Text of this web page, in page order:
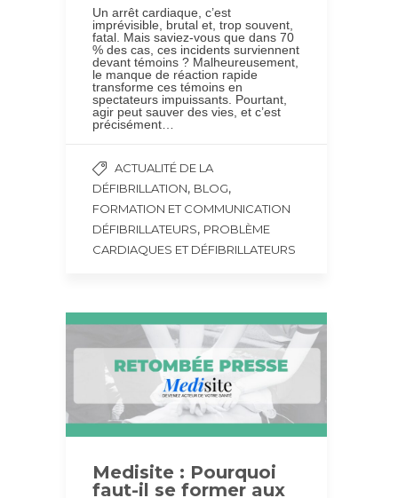
Un arrêt cardiaque, c’est
imprévisible, brutal et, trop souvent,
fatal. Mais saviez-vous que dans 70
% des cas, ces incidents surviennent
devant témoins ? Malheureusement,
le manque de réaction rapide
transforme ces témoins en
spectateurs impuissants. Pourtant,
agir peut sauver des vies, et c’est
précisément…
ACTUALITÉ DE LA
DÉFIBRILLATION, BLOG,
FORMATION ET COMMUNICATION
DÉFIBRILLATEURS, PROBLÈME
CARDIAQUES ET DÉFIBRILLATEURS
Medisite : Pourquoi
faut-il se former aux